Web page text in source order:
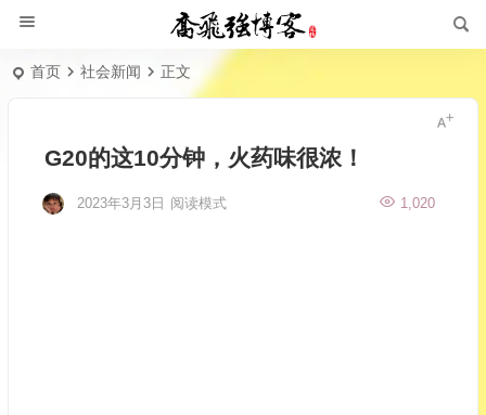
首页 社会新闻 正文
G20的这10分钟，火药味很浓！
2023年3月3日 1,020
阅读模式